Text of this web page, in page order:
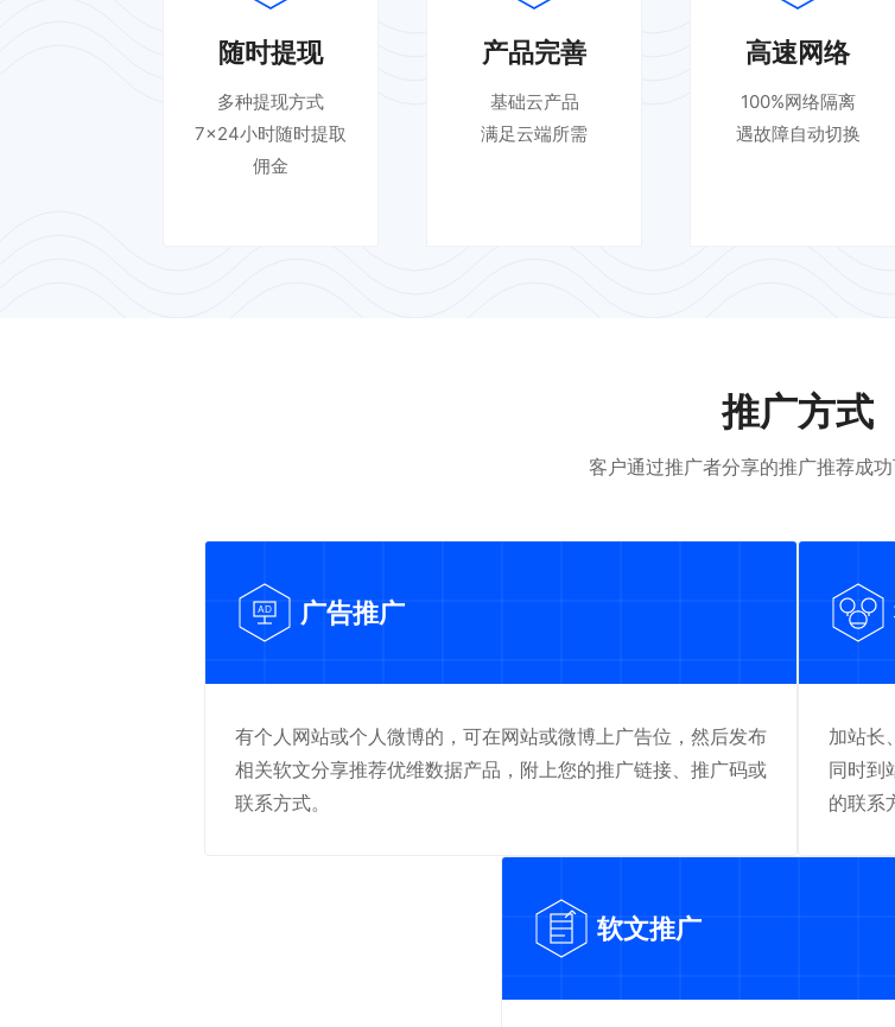
随时提现
多种提现方式
7×24小时随时提取
佣金
产品完善
基础云产品
满足云端所需
高速网络
100%网络隔离
遇故障自动切换
推广方式
客户通过推广者分享的推广推荐成
AD 广告推广
有个人网站或个人微博的，可在网站或微博上广告位，然后发布
相关软文分享推荐优维数据产品，附上您的推广链接、推广码或
联系方式。
加站长
同时到
的联系
软文推广